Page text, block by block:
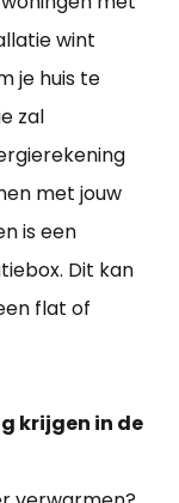
wint
je huis te
zal
met jouw
is een
Dit kan
flat of
krijgen in de